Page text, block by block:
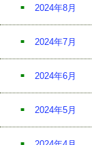
2024年8月
2024年7月
2024年6月
2024年5月